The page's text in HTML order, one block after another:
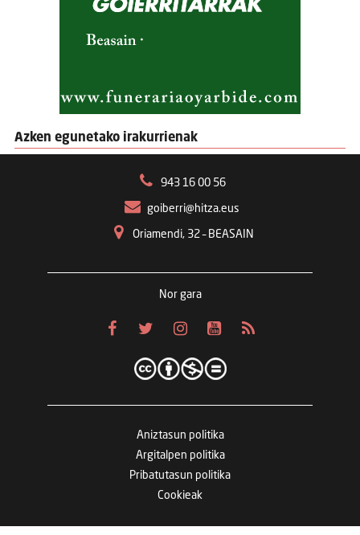
Azken egunetako irakurrienak
943 16 00 56
goiberri@hitza.eus
Oriamendi, 32 – BEASAIN
Nor gara
Aniztasun politika
Argitalpen politika
Pribatutasun politika
Cookieak